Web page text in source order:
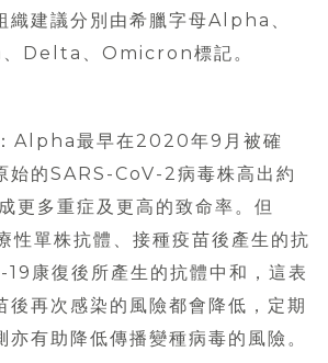
織建議分別由希臘字母Alpha、
Delta、Omicron標記。
：Alpha最早在2020年9月被確
始的SARS-CoV-2病毒株高出約
更多重症及更高的致命率。但
單株抗體、接種疫苗後產生的抗
康復後所產生的抗體中和，這表
後再次感染的風險都會降低，定期
亦有助降低傳播變種病毒的風險。